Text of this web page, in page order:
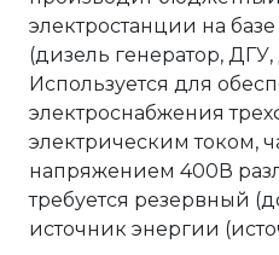
электростанции на
(дизель генератор,
Используется для
электроснабжения
электрическим током,
напряжением 400В
требуется резервный
источник энергии